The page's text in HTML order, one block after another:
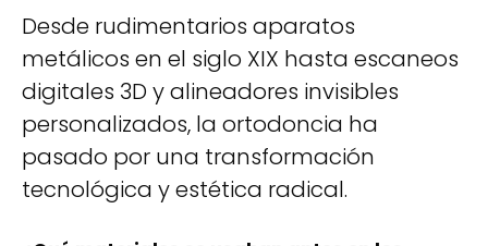
Desde rudimentarios aparatos
metálicos en el siglo XIX hasta escaneos
digitales 3D y alineadores invisibles
personalizados, la ortodoncia ha
pasado por una transformación
tecnológica y estética radical.